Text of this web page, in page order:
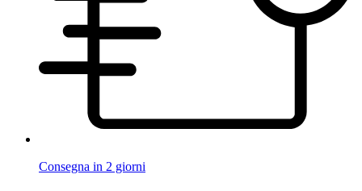
Consegna in 2 giorni